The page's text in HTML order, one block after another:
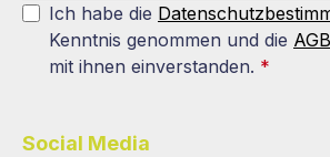
Ich habe die
Kenntnis genommen und die AGB
mit ihnen einverstanden. *
Social Media